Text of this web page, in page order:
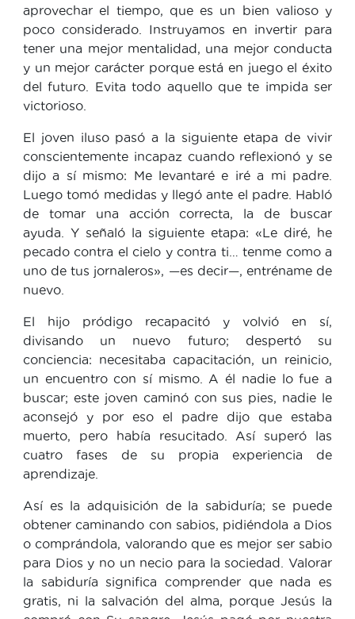
aprovechar el tiempo, que es un bien valioso y
poco considerado. Instruyamos en invertir para
tener una mejor mentalidad, una mejor conducta
y un mejor carácter porque está en juego el éxito
del futuro. Evita todo aquello que te impida ser
victorioso.
El joven iluso pasó a la siguiente etapa de vivir
conscientemente incapaz cuando reflexionó y se
dijo a sí mismo: Me levantaré e iré a mi padre.
Luego tomó medidas y llegó ante el padre. Habló
de tomar una acción correcta, la de buscar
ayuda. Y señaló la siguiente etapa: «Le diré, he
pecado contra el cielo y contra ti… tenme como a
uno de tus jornaleros», —es decir—, entréname de
nuevo.
El hijo pródigo recapacitó y volvió en sí,
divisando un nuevo futuro; despertó su
conciencia: necesitaba capacitación, un reinicio,
un encuentro con sí mismo. A él nadie lo fue a
buscar; este joven caminó con sus pies, nadie le
aconsejó y por eso el padre dijo que estaba
muerto, pero había resucitado. Así superó las
cuatro fases de su propia experiencia de
aprendizaje.
Así es la adquisición de la sabiduría; se puede
obtener caminando con sabios, pidiéndola a Dios
o comprándola, valorando que es mejor ser sabio
para Dios y no un necio para la sociedad. Valorar
la sabiduría significa comprender que nada es
gratis, ni la salvación del alma, porque Jesús la